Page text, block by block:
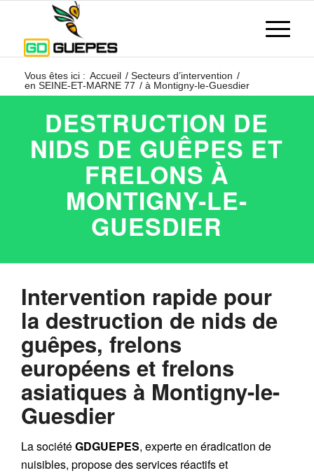
Vous êtes ici : Accueil / Secteurs d’intervention /
en SEINE-ET-MARNE 77 / à Montigny-le-Guesdier
DESTRUCTION DE
NIDS DE GUÊPES ET
FRELONS À
MONTIGNY-LE-
GUESDIER
Intervention rapide pour
la destruction de nids de
guêpes, frelons
européens et frelons
asiatiques à Montigny-le-
Guesdier
La sociétéGDGUEPES, experte en éradication de
nuisibles, propose des services réactifs et